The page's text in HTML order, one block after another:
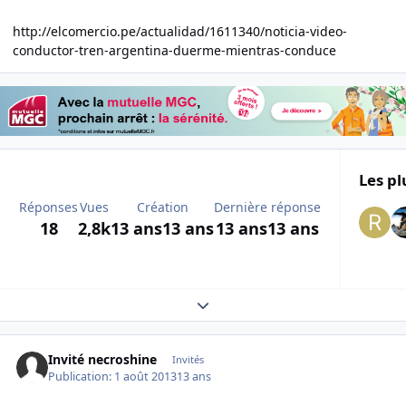
http://elcomercio.pe/actualidad/1611340/noticia-video-
conductor-tren-argentina-duerme-mientras-conduce
Réponses
18
Vues
2,8k
Création
13 ans13 ans
Dernière réponse
13 ans13 ans
Les
Expand topic overview
Invité necroshine Invités
Publication: 1 août 201313 ans